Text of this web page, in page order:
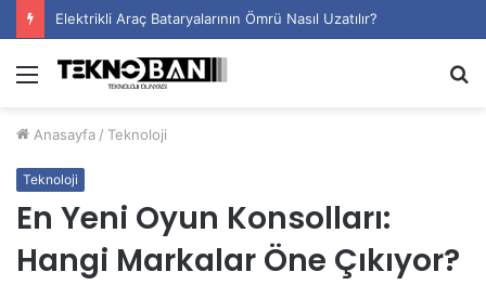
Elektrikli Araç Bataryalarının Ömrü Nasıl Uzatılır?
Menü
Anasayfa / Teknoloji
Teknoloji
En Yeni Oyun Konsolları:
Hangi Markalar Öne Çıkıyor?